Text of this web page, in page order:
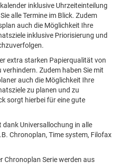
inklusive Uhrzeiteinteilung
alle Termine im Blick. Zudem
auch die Möglichkeit Ihre
inklusive Priorisierung und
extra starken Papierqualität von
Zudem haben Sie mit
auch die Möglichkeit Ihre
zu planen und zu
sorgt hierbei für eine gute
Universallochung in alle
Chronoplan, Time system, Filofax
Chronoplan Serie werden aus